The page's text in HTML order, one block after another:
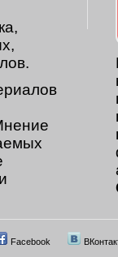
Facebook